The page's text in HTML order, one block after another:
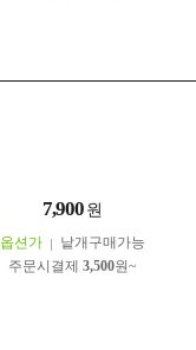
7,900 원
옵션가
낱개구매가능
주문시결제 3,500원~